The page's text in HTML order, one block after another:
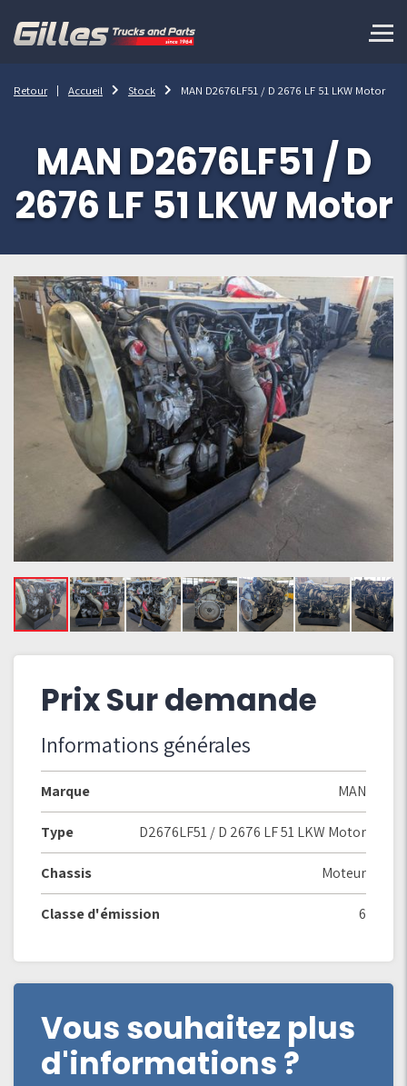
Retour Accueil Stock MAN D2676LF51 / D 2676 LF 51 LKW Motor
MAN D2676LF51 / D
2676 LF 51 LKW Motor
Prix Sur demande
Informations générales
Marque MAN
Type D2676LF51 / D 2676 LF 51 LKW Motor
Chassis Moteur
Classe d'émission 6
Vous souhaitez plus
d'informations ?